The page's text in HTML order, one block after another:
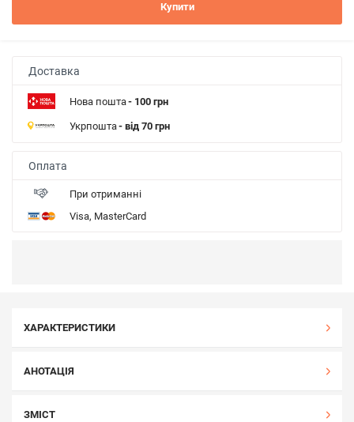
Купити
Доставка
Нова пошта- 100 грн
Укрпошта- від 70 грн
Оплата
При отриманні
Visa, MasterCard
ХАРАКТЕРИСТИКИ
АНОТАЦІЯ
ЗМІСТ